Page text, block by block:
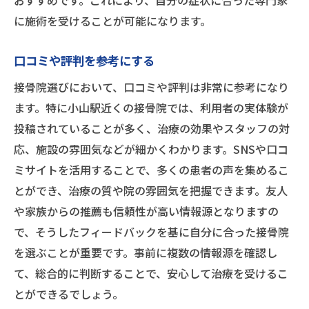
スポーツ障害に特化した治療
高齢者向けのリハビリプログラム
患者さんの声とその信頼性
施術後のアフターケアの充実度
小山駅周辺で安心して通える接骨院の選び方
施設の雰囲気とスタッフの対応
予約システムの利便性
治療方針と患者さんへの説明
通院費用と保険適用の確認
通いやすい場所とアクセスの良さ
長期的に信頼できる接骨院を見つけるコツ
に施術を受けることが可能になります。
口コミや評判を参考にする
接骨院選びにおいて、口コミや評判は非常に参考になり
ます。特に小山駅近くの接骨院では、利用者の実体験が
投稿されていることが多く、治療の効果やスタッフの対
応、施設の雰囲気などが細かくわかります。SNSや口コ
ミサイトを活用することで、多くの患者の声を集めるこ
とができ、治療の質や院の雰囲気を把握できます。友人
や家族からの推薦も信頼性が高い情報源となりますの
で、そうしたフィードバックを基に自分に合った接骨院
を選ぶことが重要です。事前に複数の情報源を確認し
て、総合的に判断することで、安心して治療を受けるこ
とができるでしょう。